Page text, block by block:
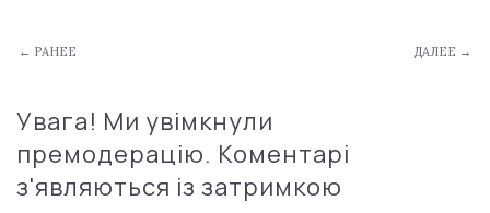
← РАНЕЕ ДАЛЕЕ →
Увага! Ми увімкнули
премодерацію. Коментарі
з'являються із затримкою